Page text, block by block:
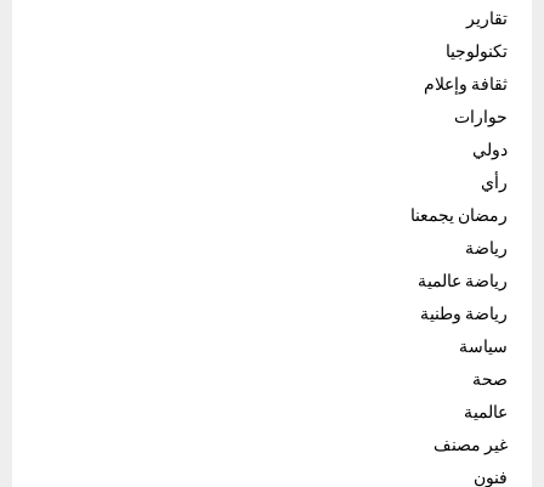
تقارير
تكنولوجيا
ثقافة وإعلام
حوارات
دولي
رأي
رمضان يجمعنا
رياضة
رياضة عالمية
رياضة وطنية
سياسة
صحة
عالمية
غير مصنف
فنون